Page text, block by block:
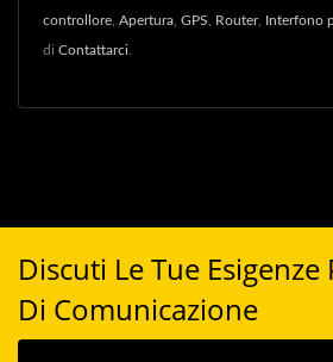
controllore Apertura GPS Router, Interfono
di Contattarci
Discuti Le Tue
Di Comunicazione